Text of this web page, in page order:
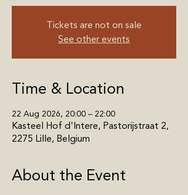
Tickets are not on sale
See other events
Time & Location
22 Aug 2026, 20:00 – 22:00
Kasteel Hof d'Intere, Pastorijstraat 2,
2275 Lille, Belgium
About the Event